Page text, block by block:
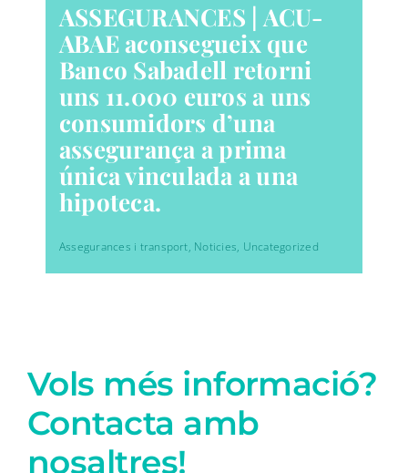
ASSEGURANCES | ACU-
ABAE aconsegueix que
Banco Sabadell retorni
uns 11.000 euros a uns
consumidors d’una
assegurança a prima
única vinculada a una
hipoteca.
Assegurances i transport, Noticies, Uncategorized
Vols més informació?
Contacta amb
nosaltres!